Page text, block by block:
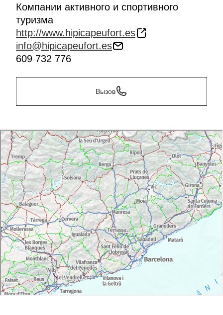
Компании активного и спортивного
туризма
http://www.hipicapeufort.es
info@hipicapeufort.es
609 732 776
Вызов